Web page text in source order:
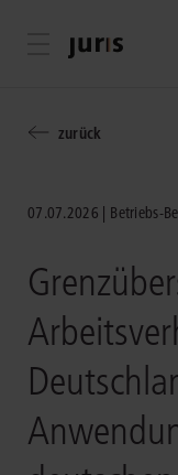
Menü öffnen
zurück
07.07.2026 Betriebs-